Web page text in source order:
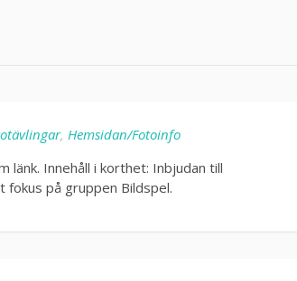
, Hemsidan/Fotoinfo
länk. Innehåll i korthet: Inbjudan till
fokus på gruppen Bildspel.